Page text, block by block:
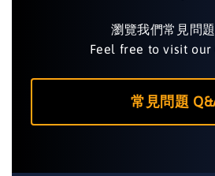
瀏覽我們常見問題
Feel free to visit our
常見問題